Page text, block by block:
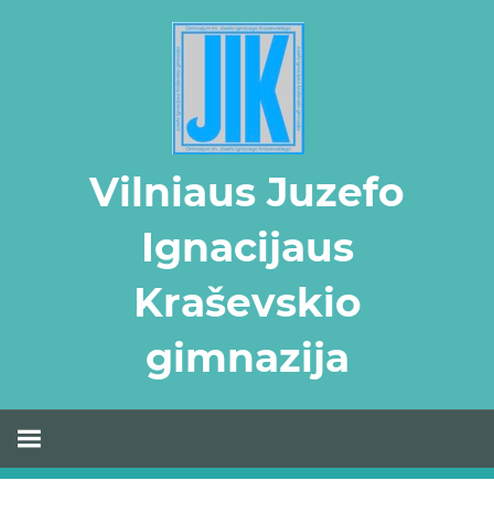
Vilniaus Juzefo
Ignacijaus
Kraševskio
gimnazija